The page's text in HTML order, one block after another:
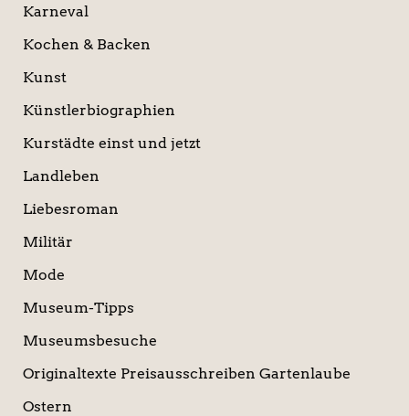
Karneval
Kochen & Backen
Kunst
Künstlerbiographien
Kurstädte einst und jetzt
Landleben
Liebesroman
Militär
Mode
Museum-Tipps
Museumsbesuche
Originaltexte Preisausschreiben Gartenlaube
Ostern